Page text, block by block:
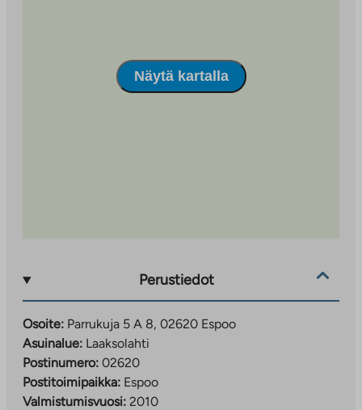
Näytä kartalla
Perustiedot
Osoite: Parrukuja 5 A 8, 02620 Espoo
Asuinalue: Laaksolahti
Postinumero: 02620
Postitoimipaikka: Espoo
Valmistumisvuosi: 2010